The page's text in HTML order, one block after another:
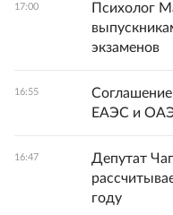
17:00
Психолог
экзаменов
16:55
ЕАЭС и ОАЭ
16:47
Депутат
году